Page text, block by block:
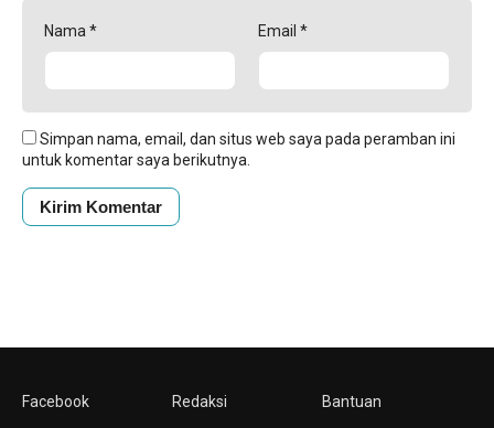
Nama * Email *
Simpan nama, email, dan situs web saya pada peramban ini
untuk komentar saya berikutnya.
Facebook
Redaksi
Bantuan